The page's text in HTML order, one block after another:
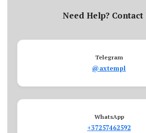
Need Help? Contact
Telegram
@axtempl
WhatsApp
+37257462592